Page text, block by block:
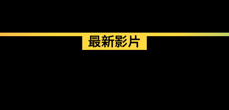
最新影片